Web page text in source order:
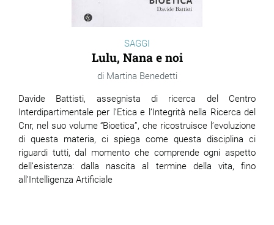
SAGGI
Lulu, Nana e noi
Martina Benedetti
Davide Battisti, assegnista di ricerca del Centro
Interdipartimentale per l’Etica e l’Integrità nella Ricerca del
Cnr, nel suo volume “Bioetica”, che ricostruisce l’evoluzione
di questa materia, ci spiega come questa disciplina ci
riguardi tutti, dal momento che comprende ogni aspetto
dell’esistenza: dalla nascita al termine della vita, fino
all’Intelligenza Artificiale